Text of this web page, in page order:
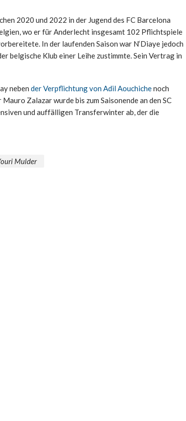
2020 und 2022 in der Jugend des FC Barcelona
wo er für Anderlecht insgesamt 102 Pflichtspiele
In der laufenden Saison war N‘Diaye jedoch
belgische Klub einer Leihe zustimmte. Sein Vertrag in
neben der Verpflichtung von Adil Aouchichenoch
Zalazar wurde bis zum Saisonende an den SC
und auffälligen Transferwinter ab, der die
Mulder